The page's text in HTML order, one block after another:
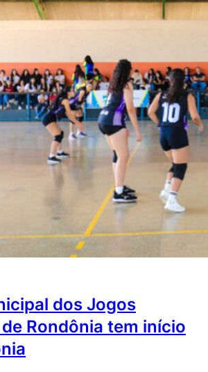
dos Jogos
Rondônia tem início